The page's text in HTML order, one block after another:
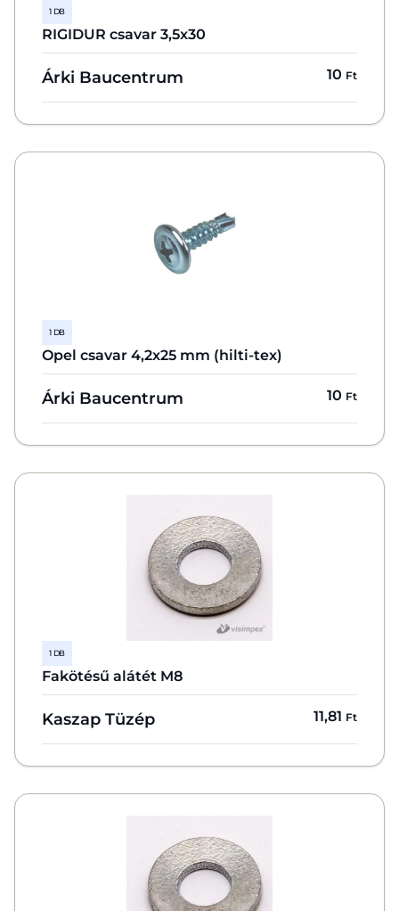
1 DB
RIGIDUR csavar 3,5x30
Árki Baucentrum 10 Ft
1 DB
Opel csavar 4,2x25 mm (hilti-tex)
Árki Baucentrum 10 Ft
1 DB
Fakötésű alátét M8
Kaszap Tüzép 11,81 Ft